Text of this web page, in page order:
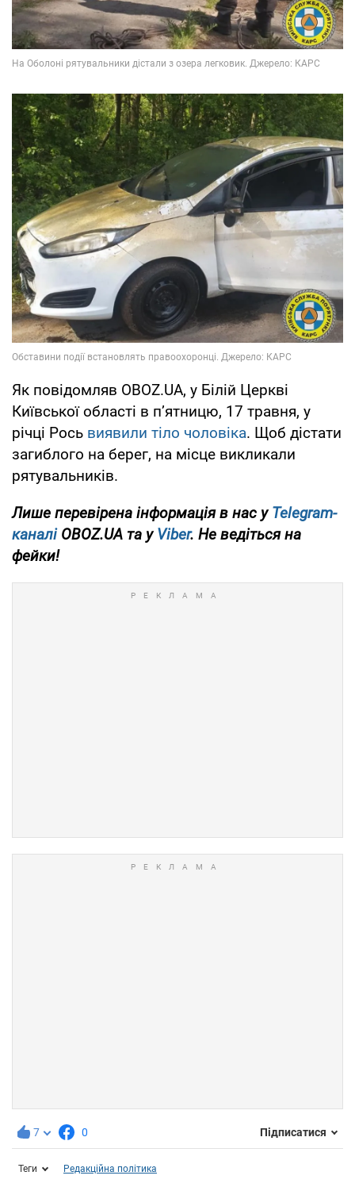
Як повідомляв OBOZ.UA, у Білій Церкві
Київської області в п’ятницю, 17 травня, у
річці Рось виявили тіло чоловіка. Щоб дістати
загиблого на берег, на місце викликали
рятувальників.
Лише перевірена інформація в нас уTelegram-
каналіOBOZ.UA та уViber. Не ведіться на
фейки!
7 0 Підписатися
Теги Редакційна політика